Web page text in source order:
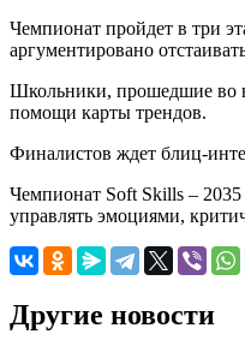
Чемпионат пройдет в три
аргументировано
Школьники, прошедшие во
помощи карты трендов.
Финалистов ждет блиц-
Чемпионат Soft Skills –
управлять эмоциями,
Другие новости